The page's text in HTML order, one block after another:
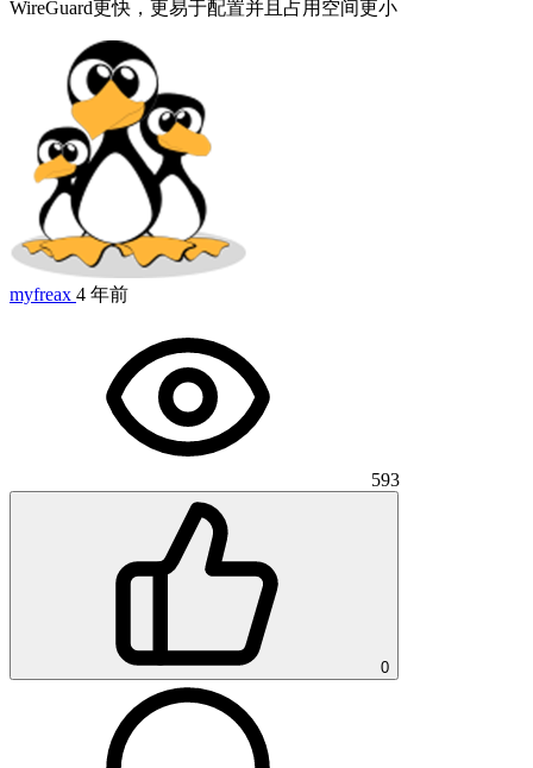
WireGuard更快，更易于配置并且占用空间更小
myfreax 4 年前
593
0